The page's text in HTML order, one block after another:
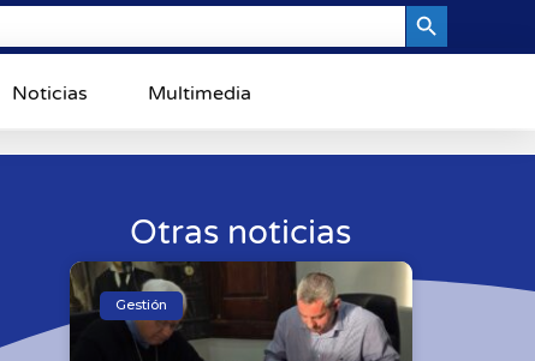
Noticias Multimedia
Otras noticias
Gestión